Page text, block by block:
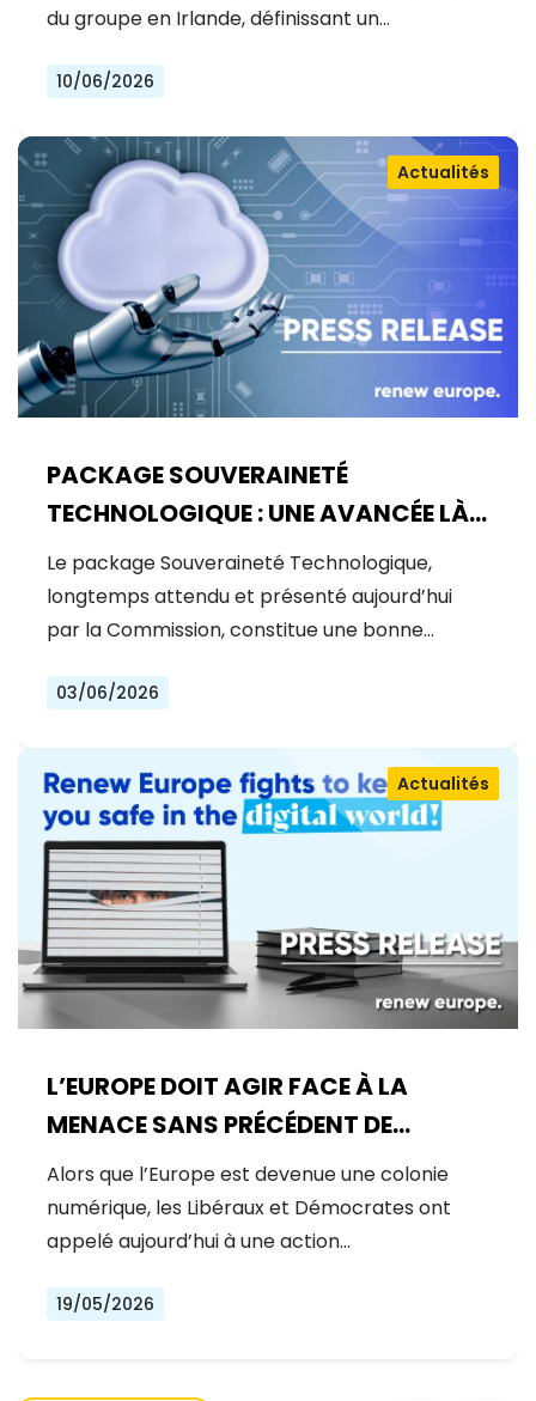
du groupe en Irlande, définissant un…
10/06/2026
PACKAGE SOUVERAINETÉ
TECHNOLOGIQUE : UNE AVANCÉE LÀ
OÙ UN BOND ÉTAIT NÉCESSAIRE
Actualités
Le package Souveraineté Technologique,
longtemps attendu et présenté aujourd’hui
par la Commission, constitue une bonne…
03/06/2026
L’EUROPE DOIT AGIR FACE À LA
MENACE SANS PRÉCÉDENT DE
MYTHOS
Actualités
Alors que l’Europe est devenue une colonie
numérique, les Libéraux et Démocrates ont
appelé aujourd’hui à une action…
19/05/2026